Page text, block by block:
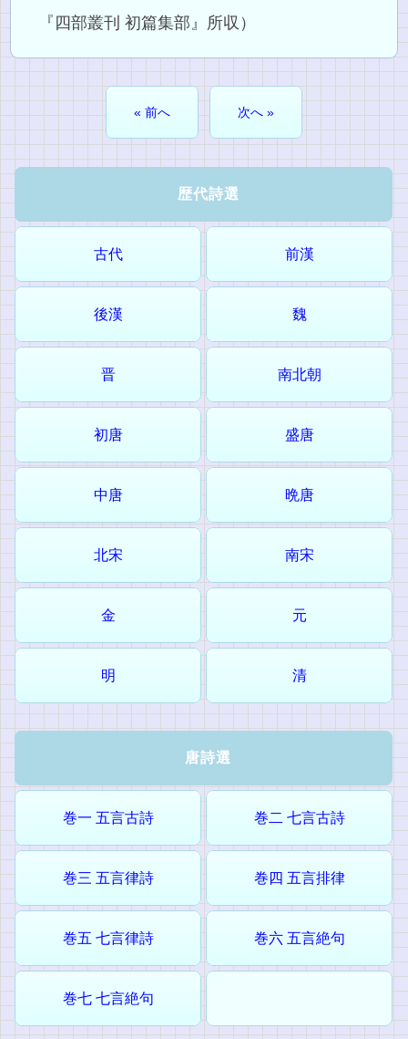
『四部叢刊 初篇集部』所収）
« 前へ 次へ »
歴代詩選
古代 前漢
後漢 魏
晋 南北朝
初唐 盛唐
中唐 晩唐
北宋 南宋
金 元
明 清
唐詩選
巻一 五言古詩 巻二 七言古詩
巻三 五言律詩 巻四 五言排律
巻五 七言律詩 巻六 五言絶句
巻七 七言絶句